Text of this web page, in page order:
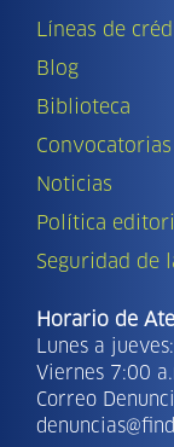
Líneas de
Blog
Biblioteca
Convocatorias
Noticias
Política
Seguridad de
Horario de
Lunes a
Viernes 7:00
Correo